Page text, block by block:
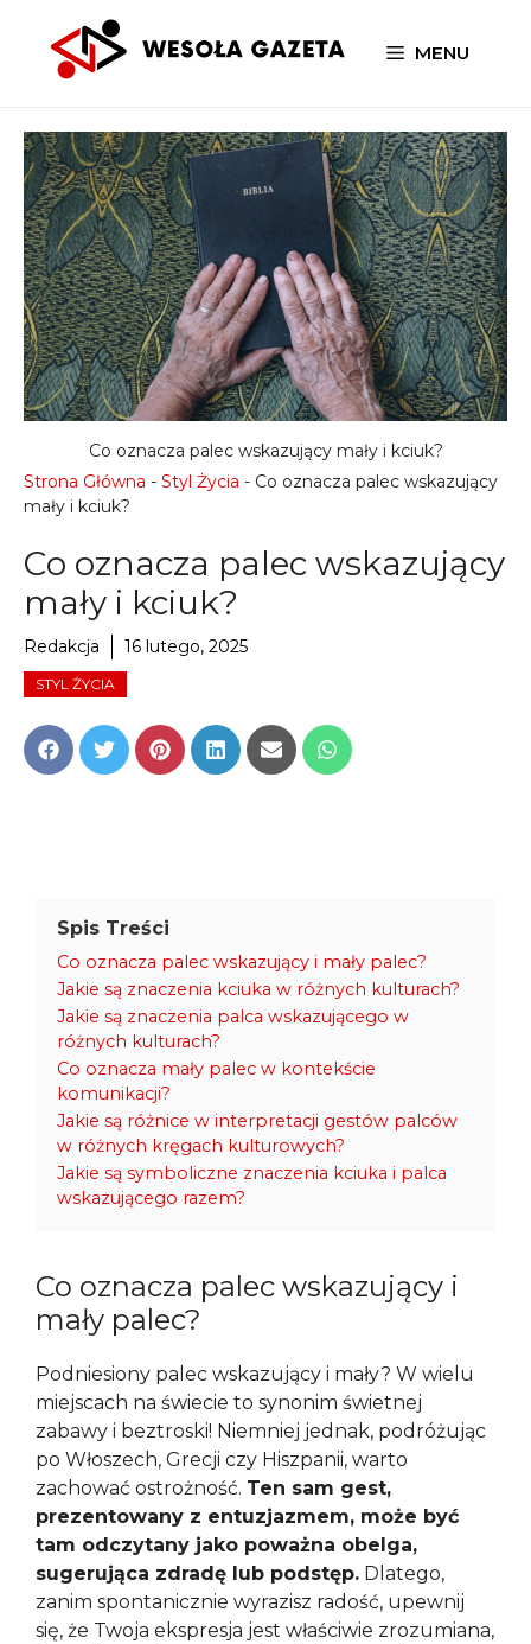
MENU
Strona Główna - Styl Życia - Co oznacza palec wskazujący
mały i kciuk?
Co oznacza palec wskazujący
mały i kciuk?
Redakcja 16 lutego, 2025
STYL ŻYCIA
Share
on
Share
on
Share
on
Share
on
Share
on
Share
on
Co oznacza palec wskazujący mały i kciuk?
Spis Treści
Co oznacza palec wskazujący i mały palec?
Jakie są znaczenia kciuka w różnych kulturach?
Jakie są znaczenia palca wskazującego w
różnych kulturach?
Co oznacza mały palec w kontekście
komunikacji?
Jakie są różnice w interpretacji gestów palców
w różnych kręgach kulturowych?
Jakie są symboliczne znaczenia kciuka i palca
wskazującego razem?
Co oznacza palec wskazujący i
mały palec?
Podniesiony palec wskazujący i mały? W wielu
miejscach na świecie to synonim świetnej
zabawy i beztroski! Niemniej jednak, podróżując
po Włoszech, Grecji czy Hiszpanii, warto
zachować ostrożność. Ten sam gest,
prezentowany z entuzjazmem, może być
tam odczytany jako poważna obelga,
sugerująca zdradę lub podstęp. Dlatego,
zanim spontanicznie wyrazisz radość, upewnij
się, że Twoja ekspresja jest właściwie zrozumiana,